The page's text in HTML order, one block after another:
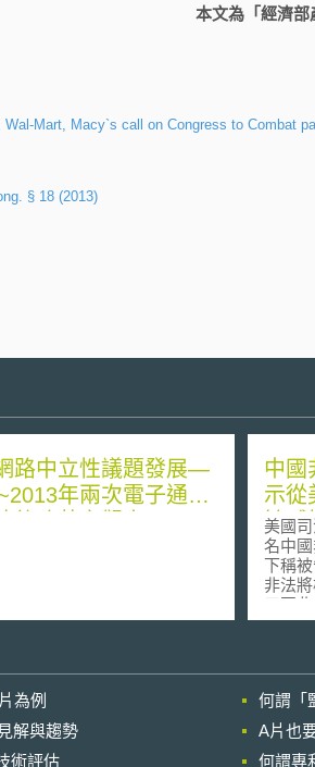
本文為「經濟部
Mart, Macy`s call on Congress to Combat
§ 18 (2013)
路中立性議題發展—
年兩次電子通訊
中國
示從
敏感
美國
名中國
下稱
非法
口至
非法代理
虛假報
藏匿
Long
中國中
為例
何謂「
解與趨勢
A片也
術評估
何謂專